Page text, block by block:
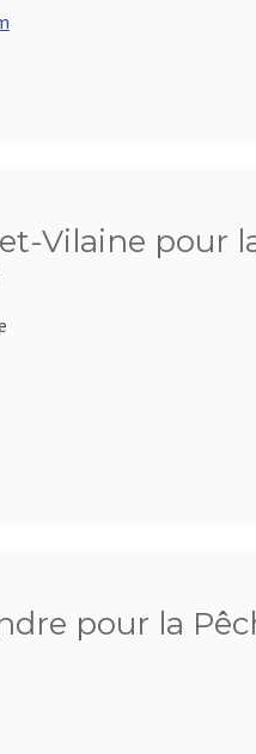
Vilaine pour
pour la